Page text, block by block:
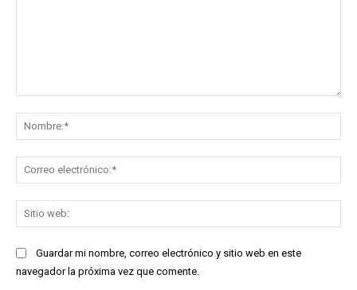
Guardar mi nombre, correo electrónico y sitio web en este
navegador la próxima vez que comente.